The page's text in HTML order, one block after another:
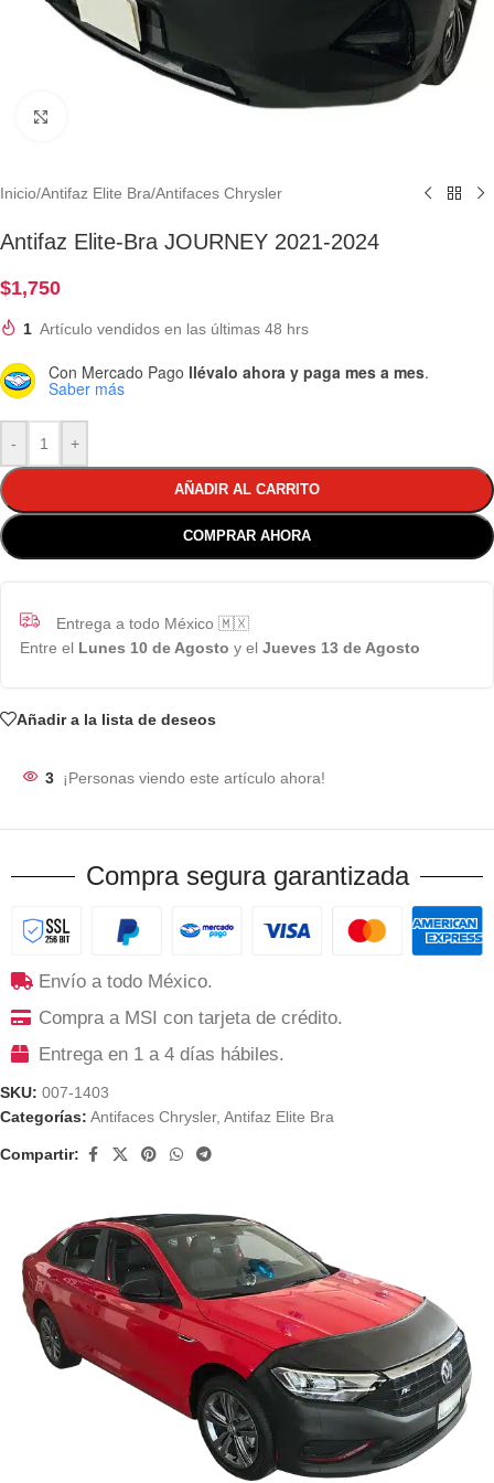
Inicio/Antifaz Elite Bra/Antifaces Chrysler
Antifaz Elite-Bra JOURNEY 2021-2024
$1,750
1 Artículo vendidos en las últimas 48 hrs
Con Mercado Pago llévalo ahora y paga mes a mes.
Saber más
- +
AÑADIR AL CARRITO
COMPRAR AHORA
Entrega a todo México 🇲🇽
Entre el Lunes 10 de Agosto y el Jueves 13 de Agosto
Añadir a la lista de deseos
3 ¡Personas viendo este artículo ahora!
Compra segura garantizada
Envío a todo México.
Compra a MSI con tarjeta de crédito.
Entrega en 1 a 4 días hábiles.
SKU: 007-1403
Categorías: Antifaces Chrysler, Antifaz Elite Bra
Compartir: